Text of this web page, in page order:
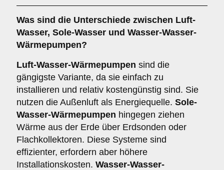
Was sind die Unterschiede zwischen Luft-
Wasser, Sole-Wasser und Wasser-Wasser-
Wärmepumpen?
Luft-Wasser-Wärmepumpen sind die
gängigste Variante, da sie einfach zu
installieren und relativ kostengünstig sind. Sie
nutzen die Außenluft als Energiequelle. Sole-
Wasser-Wärmepumpen hingegen ziehen
Wärme aus der Erde über Erdsonden oder
Flachkollektoren. Diese Systeme sind
effizienter, erfordern aber höhere
Installationskosten. Wasser-Wasser-